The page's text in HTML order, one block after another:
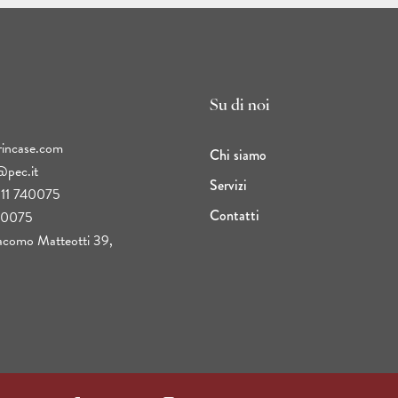
740075
Matteotti 39,
Su di noi
Chi siamo
Servizi
Contatti